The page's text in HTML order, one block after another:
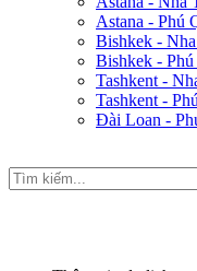
Astana - Phú
Bishkek -
Bishkek -
Tashkent -
Tashkent -
Đài Loan -